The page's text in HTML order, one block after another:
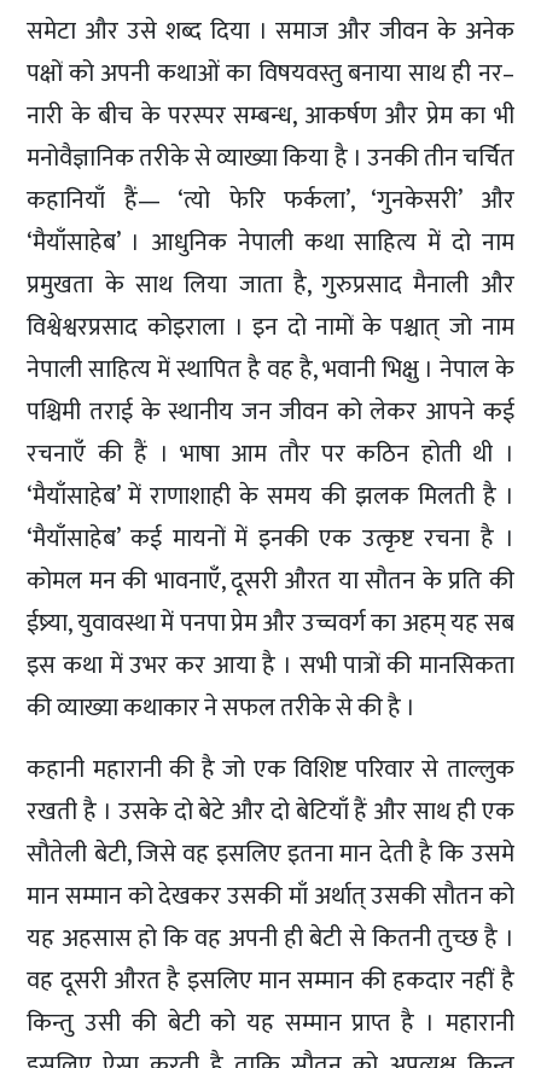
समेटा और उसे शब्द दिया । समाज और जीवन के अनेक
पक्षों को अपनी कथाओं का विषयवस्तु बनाया साथ ही नर–
नारी के बीच के परस्पर सम्बन्ध, आकर्षण और प्रेम का भी
मनोवैज्ञानिक तरीके से व्याख्या किया है । उनकी तीन चर्चित
कहानियाँ हैं— ‘त्यो फेरि फर्कला’, ‘गुनकेसरी’ और
‘मैयाँसाहेब’ । आधुनिक नेपाली कथा साहित्य में दो नाम
प्रमुखता के साथ लिया जाता है, गुरुप्रसाद मैनाली और
विश्वेश्वरप्रसाद कोइराला । इन दो नामों के पश्चात् जो नाम
नेपाली साहित्य में स्थापित है वह है, भवानी भिक्षु । नेपाल के
पश्चिमी तराई के स्थानीय जन जीवन को लेकर आपने कई
रचनाएँ की हैं । भाषा आम तौर पर कठिन होती थी ।
‘मैयाँसाहेब’ में राणाशाही के समय की झलक मिलती है ।
‘मैयाँसाहेब’ कई मायनों में इनकी एक उत्कृष्ट रचना है ।
कोमल मन की भावनाएँ, दूसरी औरत या सौतन के प्रति की
ईष्र्या, युवावस्था में पनपा प्रेम और उच्चवर्ग का अहम् यह सब
इस कथा में उभर कर आया है । सभी पात्रों की मानसिकता
की व्याख्या कथाकार ने सफल तरीके से की है ।
कहानी महारानी की है जो एक विशिष्ट परिवार से ताल्लुक
रखती है । उसके दो बेटे और दो बेटियाँ हैं और साथ ही एक
सौतेली बेटी, जिसे वह इसलिए इतना मान देती है कि उसमे
मान सम्मान को देखकर उसकी माँ अर्थात् उसकी सौतन को
यह अहसास हो कि वह अपनी ही बेटी से कितनी तुच्छ है ।
वह दूसरी औरत है इसलिए मान सम्मान की हकदार नहीं है
किन्तु उसी की बेटी को यह सम्मान प्राप्त है । महारानी